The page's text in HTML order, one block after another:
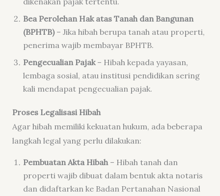
Bea Perolehan Hak atas Tanah dan Bangunan
(BPHTB)– Jika hibah berupa tanah atau properti,
penerima wajib membayar BPHTB.
Pengecualian Pajak– Hibah kepada yayasan,
lembaga sosial, atau institusi pendidikan sering
kali mendapat pengecualian pajak.
Proses Legalisasi Hibah
Agar hibah memiliki kekuatan hukum, ada beberapa
langkah legal yang perlu dilakukan:
Pembuatan Akta Hibah– Hibah tanah dan
properti wajib dibuat dalam bentuk akta notaris
dan didaftarkan ke Badan Pertanahan Nasional